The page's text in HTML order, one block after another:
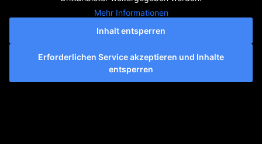
Mehr Informationen
Inhalt entsperren
Erforderlichen Service akzeptieren und Inhalte
entsperren